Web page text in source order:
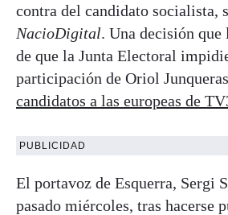
contra del candidato socialista,
NacioDigital. Una decisión que
de que la Junta Electoral
participación de Oriol
candidatos a las europeas de
PUBLICIDAD
El portavoz de Esquerra, Sergi
pasado miércoles, tras hacerse